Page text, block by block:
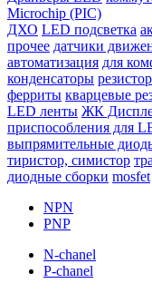
Microchip (PIC)
ДХО LED подсветка
прочее датчики
автоматизация для
конденсаторы
ферриты кварцевые
LED ленты ЖК
приспособления для
выпрямительные
тиристор, симистор
диодные сборки mosfet
NPN
PNP
N-chanel
P-chanel